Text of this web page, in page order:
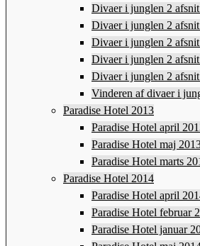
Divaer i junglen 2
Divaer i junglen 2 afsnit
Divaer i junglen 2
Divaer i junglen 2
Divaer i junglen 2
Vinderen af divaer i
Paradise Hotel 2013
Paradise Hotel april
Paradise Hotel maj
Paradise Hotel marts
Paradise Hotel 2014
Paradise Hotel april
Paradise Hotel februar
Paradise Hotel januar